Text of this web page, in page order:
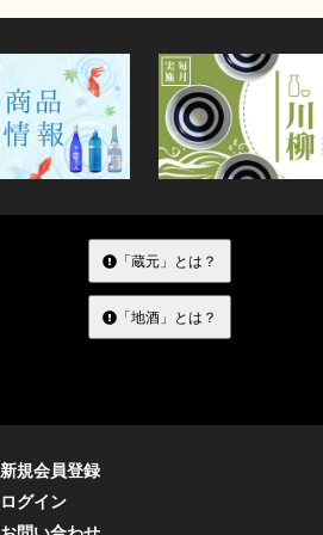
「蔵元」とは？
「地酒」とは？
新規会員登録
ログイン